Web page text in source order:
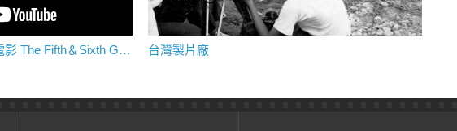
中國第五代＆第六代導演電影 The Fifth＆Sixth Generation 台灣製片廠